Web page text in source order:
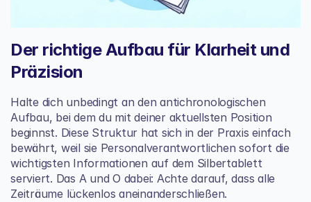
Der richtige Aufbau für Klarheit und
Präzision
Halte dich unbedingt an den antichronologischen
Aufbau, bei dem du mit deiner aktuellsten Position
beginnst. Diese Struktur hat sich in der Praxis einfach
bewährt, weil sie Personalverantwortlichen sofort die
wichtigsten Informationen auf dem Silbertablett
serviert. Das A und O dabei: Achte darauf, dass alle
Zeiträume lückenlos aneinanderschließen.